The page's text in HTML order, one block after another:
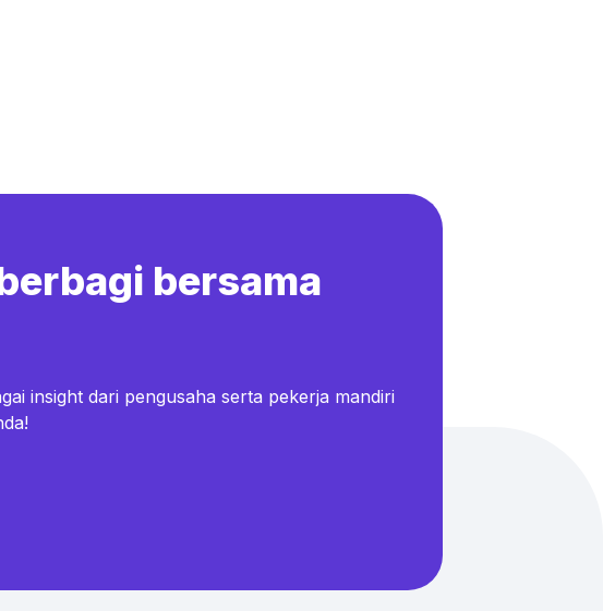
bersama
insight dari pengusaha serta pekerja mandiri